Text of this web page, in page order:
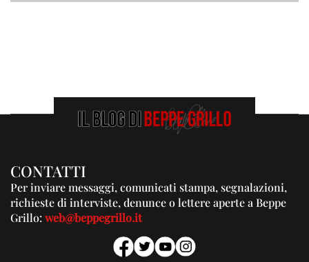
CONTATTI
Per inviare messaggi, comunicati stampa, segnalazioni,
richieste di interviste, denunce o lettere aperte a Beppe
Grillo:web@beppegrillo.it